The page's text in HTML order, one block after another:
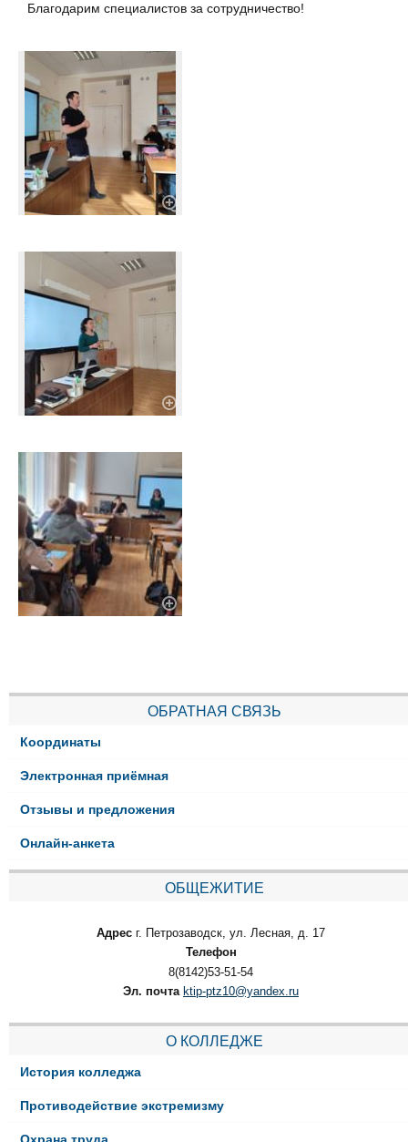
Благодарим специалистов за сотрудничество!
ОБРАТНАЯ СВЯЗЬ
Координаты
Электронная приёмная
Отзывы и предложения
Онлайн-анкета
ОБЩЕЖИТИЕ
Адрес г. Петрозаводск, ул. Лесная, д. 17
Телефон
8(8142)53-51-54
Эл. почта ktip-ptz10@yandex.ru
О КОЛЛЕДЖЕ
История колледжа
Противодействие экстремизму
Охрана труда